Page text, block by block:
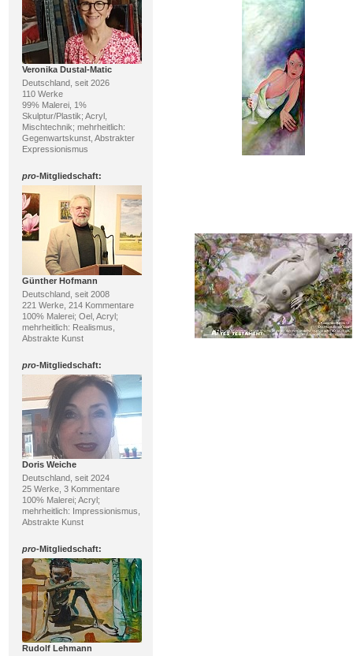
Veronika Dustal-Matic
Deutschland, seit 2026
110 Werke
99% Malerei, 1%
Skulptur/Plastik; Acryl,
Mischtechnik; mehrheitlich:
Gegenwartskunst, Abstrakter
Expressionismus
pro-Mitgliedschaft:
Günther Hofmann
Deutschland, seit 2008
221 Werke, 214 Kommentare
100% Malerei; Oel, Acryl;
mehrheitlich: Realismus,
Abstrakte Kunst
pro-Mitgliedschaft:
Doris Weiche
Deutschland, seit 2024
25 Werke, 3 Kommentare
100% Malerei; Acryl;
mehrheitlich: Impressionismus,
Abstrakte Kunst
pro-Mitgliedschaft:
Rudolf Lehmann